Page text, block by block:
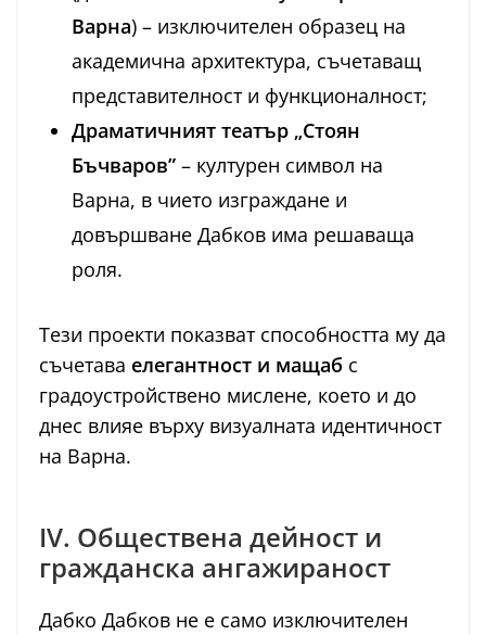
Варна) – изключителен образец на
академична архитектура, съчетаващ
представителност и функционалност;
Драматичният театър „Стоян
Бъчваров” – културен символ на
Варна, в чието изграждане и
довършване Дабков има решаваща
роля.
Тези проекти показват способността му да
съчетава елегантност и мащаб с
градоустройствено мислене, което и до
днес влияе върху визуалната идентичност
на Варна.
IV. Обществена дейност и
гражданска ангажираност
Дабко Дабков не е само изключителен